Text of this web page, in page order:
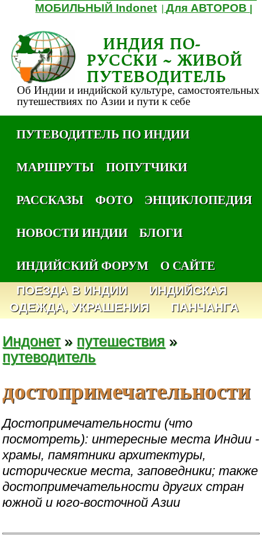
МОБИЛЬНЫЙ Indonet |Для АВТОРОВ
ИНДИЯ ПО-
РУССКИ ~ ЖИВОЙ
ПУТЕВОДИТЕЛЬ
Об Индии и индийской культуре, самостоятельных
путешествиях по Азии и пути к себе
ПУТЕВОДИТЕЛЬ ПО ИНДИИ
МАРШРУТЫ
ПОПУТЧИКИ
РАССКАЗЫ
ФОТО
ЭНЦИКЛОПЕДИЯ
НОВОСТИ ИНДИИ
БЛОГИ
ИНДИЙСКИЙ ФОРУМ
О САЙТЕ
ПОЕЗДА В ИНДИИ
ИНДИЙСКАЯ
ОДЕЖДА, УКРАШЕНИЯ
ПАНЧАНГА
Индонет» путешествия »
путеводитель
достопримечательности
Достопримечательности (что
посмотреть): интересные места Индии -
храмы, памятники архитектуры,
исторические места, заповедники; также
достопримечательности других стран
южной и юго-восточной Азии